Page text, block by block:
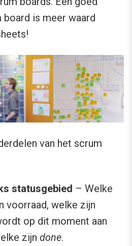
board is meer waard
van het scrum
statusgebied – Welke
voorraad, welke zijn
op dit moment aan
zijn done.